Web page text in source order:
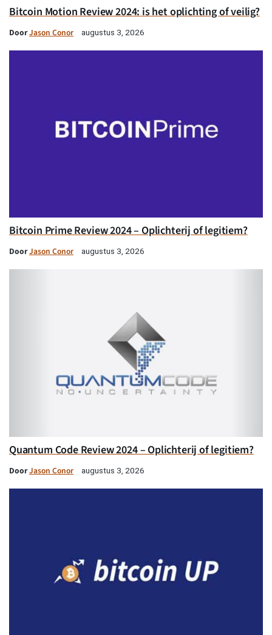
Bitcoin Motion Review 2024: is het oplichting of veilig?
DoorJason Conor augustus 3, 2026
Bitcoin Prime Review 2024 – Oplichterij of legitiem?
DoorJason Conor augustus 3, 2026
Quantum Code Review 2024 – Oplichterij of legitiem?
DoorJason Conor augustus 3, 2026